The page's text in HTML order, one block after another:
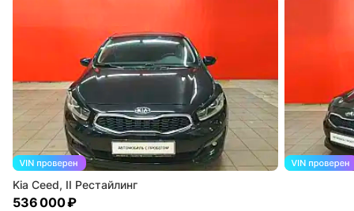
Kia Ceed, II Рестайлинг
536 000 ₽